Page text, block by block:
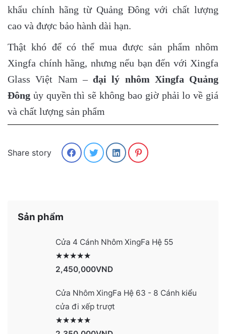
khẩu chính hãng từ Quảng Đông với chất lượng
cao và được bảo hành dài hạn.
Thật khó để có thể mua được sản phẩm nhôm
Xingfa chính hãng, nhưng nếu bạn đến với Xingfa
Glass Việt Nam – đại lý nhôm Xingfa Quảng
Đông ủy quyền thì sẽ không bao giờ phải lo về giá
và chất lượng sản phẩm
Share story
Sản phẩm
Cửa 4 Cánh Nhôm XingFa Hệ 55
2,450,000VND
Cửa Nhôm XingFa Hệ 63 - 8 Cánh kiểu
cửa đi xếp trượt